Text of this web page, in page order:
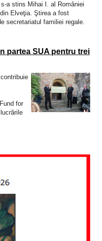
a stins Mihai I. al României
Elveţia. Ştirea a fost
secretariatul familiei regale.
partea SUA pentru trei
for